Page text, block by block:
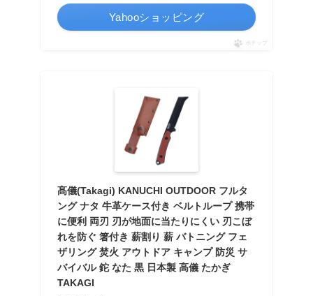
Yahooショッピング
ポチップ
髙儀(Takagi) KANUCHI OUTDOOR フルタ
ング ナタ 牛革ケース付き ベルトループ 携帯
に便利 両刃 刃が地面に当たりにくい 刃こぼ
れを防ぐ 箸付き 薪割り 薪 バトニング フェ
ザリング 焚火 アウトドア キャンプ 防災 サ
バイバル 鉈 なた 黒 日本製 高儀 たかぎ
TAKAGI